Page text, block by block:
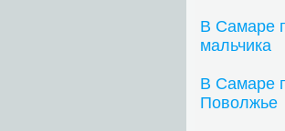
В Самаре
мальчика
В Самаре
Поволжье